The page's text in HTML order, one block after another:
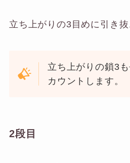
立ち上がりの3目めに引き抜
立ち上がりの鎖3
カウントします。
2段目